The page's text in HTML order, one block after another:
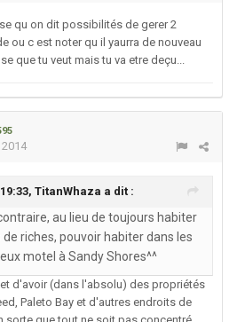
qu on dit possibilités de gerer 2
ou c est noter qu il yaurra de nouveau
que tu veut mais tu va etre deçu...
TitanWhaza a dit :
au lieu de toujours habiter
riches, pouvoir habiter dans les
motel à Sandy Shores^^
d'avoir (dans l'absolu) des propriétés
Paleto Bay et d'autres endroits de